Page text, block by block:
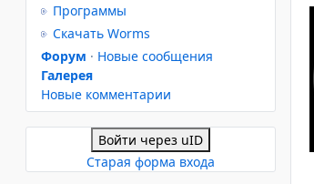
Программы
Скачать Worms
Форум · Новые сообщения
Галерея
Новые комментарии
Войти через uID
Старая форма входа